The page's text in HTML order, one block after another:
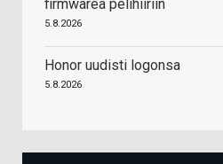
firmwarea pelihiiriin
5.8.2026
Honor uudisti logonsa
5.8.2026